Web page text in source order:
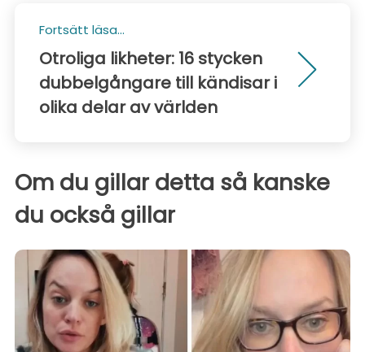
Fortsätt läsa...
Otroliga likheter: 16 stycken
dubbelgångare till kändisar i
olika delar av världen
Om du gillar detta så kanske
du också gillar